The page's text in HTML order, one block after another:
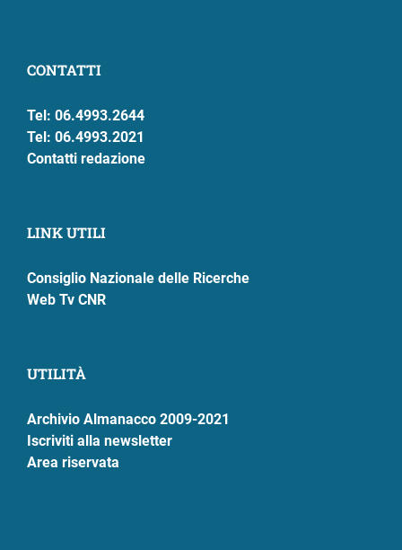
CONTATTI
Tel: 06.4993.2644
Tel: 06.4993.2021
Contatti redazione
LINK UTILI
Consiglio Nazionale delle Ricerche
Web Tv CNR
UTILITÀ
Archivio Almanacco 2009-2021
Iscriviti alla newsletter
Area riservata